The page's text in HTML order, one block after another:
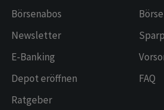
Börsenabos
Newsletter
E-Banking
Depot eröffnen
Ratgeber
FAQ